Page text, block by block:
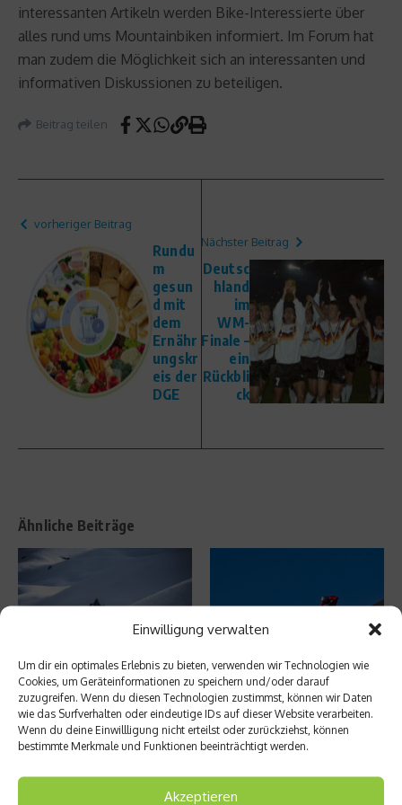
Einwilligung verwalten
Um dir ein optimales Erlebnis zu bieten, verwenden wir Technologien wie
Cookies, um Geräteinformationen zu speichern und/oder darauf
zuzugreifen. Wenn du diesen Technologien zustimmst, können wir Daten
wie das Surfverhalten oder eindeutige IDs auf dieser Website verarbeiten.
Wenn du deine Einwillligung nicht erteilst oder zurückziehst, können
bestimmte Merkmale und Funktionen beeinträchtigt werden.
Akzeptieren
interessanten Artikeln werden Bike-Interessierte über
alles rund ums Mountainbiken informiert. Im Forum hat
man zudem die Möglichkeit sich an interessanten und
informativen Diskussionen zu beteiligen.
Beitrag teilen
vorheriger Beitrag
Rundu
m
gesun
d mit
dem
Ernähr
ungskr
eis der
DGE
Nächster Beitrag
Deutsc
hland
im
WM-
Finale –
ein
Rückbli
ck
Ähnliche Beiträge
Skitouren mit gutem Gewissen
22. Dezember 2020
164,95 km/h – Markus Stöckl
stellt Mountainbike Speed-
Weltrekord ...
31. Mai 2011